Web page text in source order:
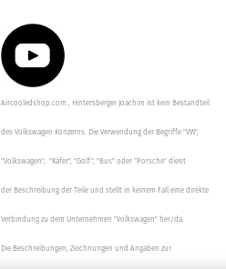
Aircooledshop.com , Hintersberger Joachim ist kein Bestandteil
des Volkswagen Konzerns. Die Verwendung der Begriffe "VW",
"Volkswagen", "Käfer", "Golf", "Bus" oder "Porsche" dient
der Beschreibung der Teile und stellt in keinem Fall eine direkte
Verbindung zu dem Unternehmen "Volkswagen" her/da.
Die Beschreibungen, Zeichnungen und Angaben zur